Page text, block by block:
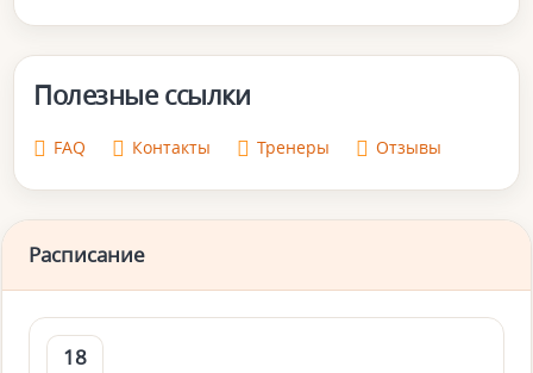
Полезные ссылки
FAQ Контакты Тренеры Отзывы
Расписание
18